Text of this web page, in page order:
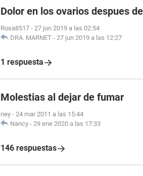
Dolor en los ovarios despues
Rosa8517 - 27 jun 2019 a las 02:54
DRA. MARNET - 27 jun 2019 a las 12:27
1 respuesta
Molestias al dejar de fumar
ney - 24 mar 2011 a las 15:44
Nancy - 29 ene 2020 a las 17:33
146 respuestas